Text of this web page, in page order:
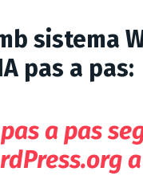
sistema
pas a pas:
pas a pas